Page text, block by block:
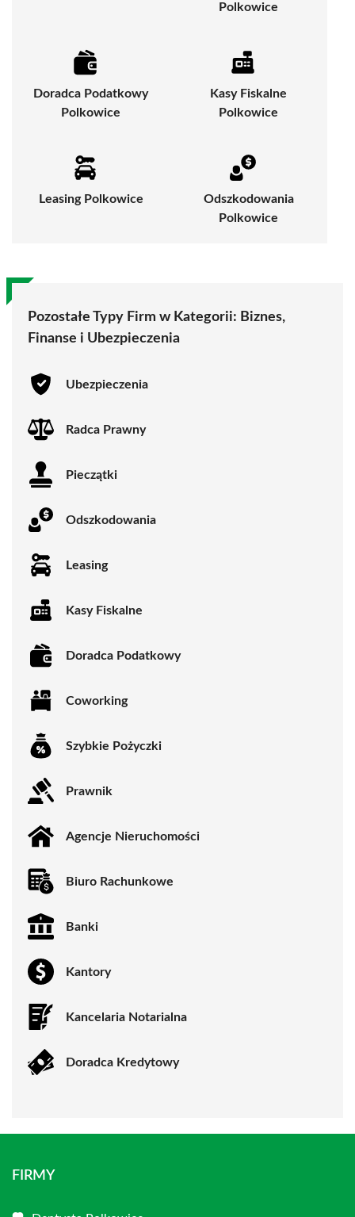
Polkowice
Doradca Podatkowy
Polkowice
Kasy Fiskalne
Polkowice
Leasing Polkowice
Odszkodowania
Polkowice
Pozostałe Typy Firm w Kategorii: Biznes,
Finanse i Ubezpieczenia
Ubezpieczenia
Radca Prawny
Pieczątki
Odszkodowania
Leasing
Kasy Fiskalne
Doradca Podatkowy
Coworking
Szybkie Pożyczki
Prawnik
Agencje Nieruchomości
Biuro Rachunkowe
Banki
Kantory
Kancelaria Notarialna
Doradca Kredytowy
FIRMY